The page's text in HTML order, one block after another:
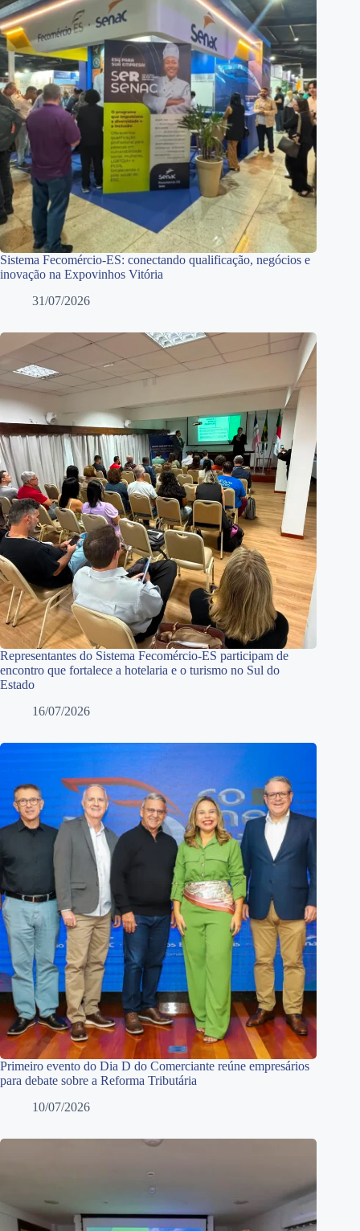
Sistema Fecomércio-ES: conectando qualificação, negócios e
inovação na Expovinhos Vitória
31/07/2026
Representantes do Sistema Fecomércio-ES participam de
encontro que fortalece a hotelaria e o turismo no Sul do
Estado
16/07/2026
Primeiro evento do Dia D do Comerciante reúne empresários
para debate sobre a Reforma Tributária
10/07/2026